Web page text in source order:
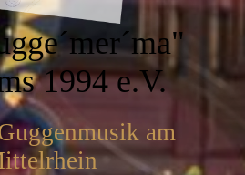
1994 e.V.
am